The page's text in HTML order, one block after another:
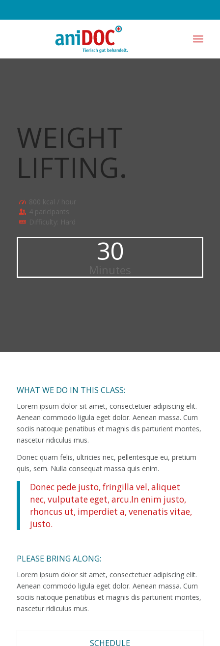
WEIGHT
LIFTING.
800 kcal / hour
4 paricipants
Difficulty: Hard
30
Minutes
WHAT WE DO IN THIS CLASS:
Lorem ipsum dolor sit amet, consectetuer adipiscing elit.
Aenean commodo ligula eget dolor. Aenean massa. Cum
sociis natoque penatibus et magnis dis parturient montes,
nascetur ridiculus mus.
Donec quam felis, ultricies nec, pellentesque eu, pretium
quis, sem. Nulla consequat massa quis enim.
Donec pede justo, fringilla vel, aliquet
nec, vulputate eget, arcu.In enim justo,
rhoncus ut, imperdiet a, venenatis vitae,
justo.
PLEASE BRING ALONG:
Lorem ipsum dolor sit amet, consectetuer adipiscing elit.
Aenean commodo ligula eget dolor. Aenean massa. Cum
sociis natoque penatibus et magnis dis parturient montes,
nascetur ridiculus mus.
SCHEDULE